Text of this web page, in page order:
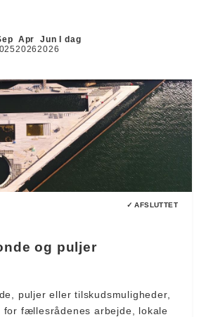
Apr
2026
Jun
2026
I dag
✓ AFSLUTTET
og puljer
puljer eller tilskudsmuligheder,
for fællesrådenes arbejde, lokale